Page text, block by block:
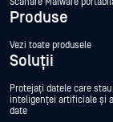
Produse
Vezi toate produsele
Soluții
Protejați datele care stau
inteligenței artificiale și
date